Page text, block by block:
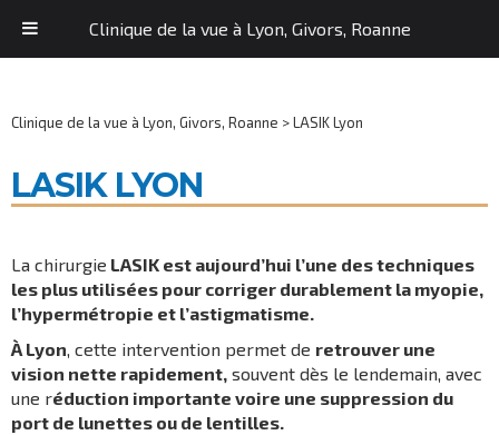
Clinique de la vue à Lyon, Givors, Roanne >LASIK Lyon
LASIK LYON
La chirurgie LASIK est aujourd’hui l’une des techniques
les plus utilisées pour corriger durablement la myopie,
l’hypermétropie et l’astigmatisme.
À Lyon, cette intervention permet de retrouver une
vision nette rapidement, souvent dès le lendemain, avec
une réduction importante voire une suppression du
port de lunettes ou de lentilles.
Clinique de la vue à Lyon, Givors, Roanne